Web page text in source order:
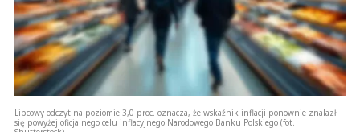
Lipcowy odczyt na poziomie 3,0 proc. oznacza, że wskaźnik inflacji ponownie znalazł
się powyżej oficjalnego celu inflacyjnego Narodowego Banku Polskiego (fot.